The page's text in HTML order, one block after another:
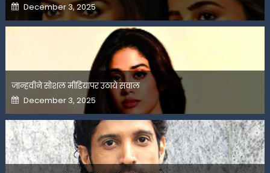
Posted
on
December 3, 2025
जान्हवीने सोशल मीडियापर उठाये सवाल
Posted
on
December 3, 2025